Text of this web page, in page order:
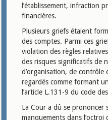
l’établissement, infraction
financières.
Plusieurs griefs étaient
des comptes. Parmi ces
violation des règles
des risques significatifs de
d’organisation, de contrôle
regardés comme formant
l’article L.131-9 du code
La Cour a dû se prononcer
manquements dans